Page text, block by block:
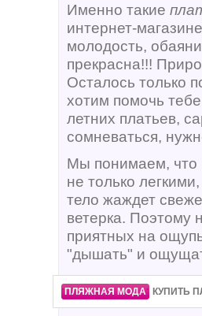
Именно такие
интернет-
молодость,
прекрасна!!!
Осталось только
хотим помочь
летних платьев,
сомневаться,
Мы понимаем, что
не только
тело жаждет
ветерка. Поэтому
приятных на
"дышать" и
· ·
ПЛЯЖНАЯ МОДА КУПИТЬ